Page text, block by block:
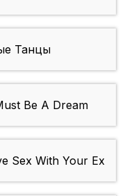
Танцы
Be A Dream
Sex With Your Ex